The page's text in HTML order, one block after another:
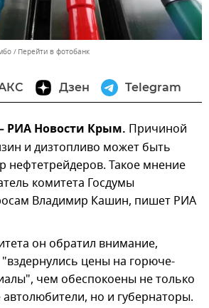
Перейти в фотобанк
Дзен Telegram
Новости Крым. Причиной
и дизтопливо может быть
нефтетрейдеров. Такое мнение
комитета Госдумы
Владимир Кашин, пишет РИА
он обратил внимание,
цены на горюче-
чем обеспокоены не только
но и губернаторы.